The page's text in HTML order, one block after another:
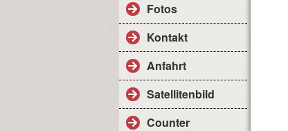
Fotos
Kontakt
Anfahrt
Satellitenbild
Counter